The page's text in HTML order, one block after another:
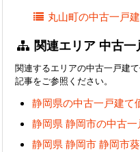
丸山町の中古一戸
関連エリア 中古
関連するエリアの中古一戸建
記事をご参照ください。
静岡県の中古一戸建て
静岡県 静岡市の中古
静岡県 静岡市 静岡市